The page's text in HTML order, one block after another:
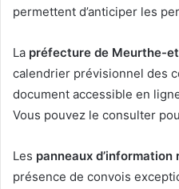
permettent d’anticiper les
La préfecture de Meurthe-
calendrier prévisionnel des
document accessible en
Vous pouvez le consulter
Les panneaux d’information
présence de convois